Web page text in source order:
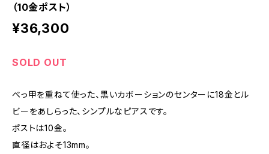
（10金ポスト）
¥36,300
SOLD OUT
べっ甲を重ねて使った、黒いカボーションのセンターに18金とル
ビーをあしらった、シンプルなピアスです。
ポストは10金。
直径はおよそ13mm。